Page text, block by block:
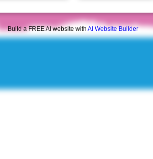
Build a FREE AI website with AI Website Builder